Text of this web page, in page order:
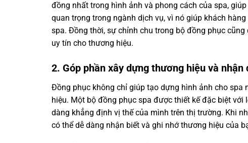
đồng nhất trong hình ảnh và phong cách của spa,
quan trọng trong ngành dịch vụ, vì nó giúp khách
spa. Đồng thời, sự chỉnh chu trong bộ đồng phục
uy tín cho thương hiệu.
2. Góp phần xây dựng thương hiệu và nhận
Đồng phục không chỉ giúp tạo dựng hình ảnh cho
hiệu. Một bộ đồng phục spa được thiết kế đặc biệt
dàng khẳng định vị thế của mình trên thị trường. Khi
có thể dễ dàng nhận biết và ghi nhớ thương hiệu của